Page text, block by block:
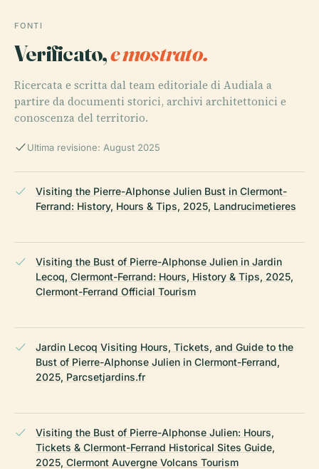
FONTI
Verificato,e mostrato.
Ricercata e scritta dal team editoriale di Audiala a
partire da documenti storici, archivi architettonici e
conoscenza del territorio.
Ultima revisione: August 2025
Visiting the Pierre-Alphonse Julien Bust in Clermont-
Ferrand: History, Hours & Tips, 2025, Landrucimetieres
Visiting the Bust of Pierre-Alphonse Julien in Jardin
Lecoq, Clermont-Ferrand: Hours, History & Tips, 2025,
Clermont-Ferrand Official Tourism
Jardin Lecoq Visiting Hours, Tickets, and Guide to the
Bust of Pierre-Alphonse Julien in Clermont-Ferrand,
2025, Parcsetjardins.fr
Visiting the Bust of Pierre-Alphonse Julien: Hours,
Tickets & Clermont-Ferrand Historical Sites Guide,
2025, Clermont Auvergne Volcans Tourism